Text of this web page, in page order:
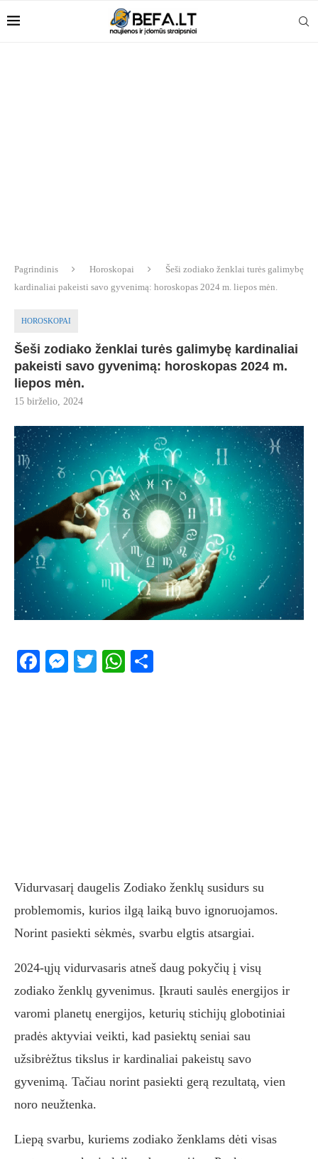
Pagrindinis Horoskopai
Šeši zodiako ženklai turės galimybę
kardinaliai pakeisti savo gyvenimą: horoskopas 2024 m. liepos mėn.
HOROSKOPAI
Šeši zodiako ženklai turės galimybę kardinaliai
pakeisti savo gyvenimą: horoskopas 2024 m.
liepos mėn.
15 birželio, 2024
Facebook
Messenger
TwitterWhatsApp
Vidurvasarį daugelis Zodiako ženklų susidurs su
problemomis, kurios ilgą laiką buvo ignoruojamos.
Norint pasiekti sėkmės, svarbu elgtis atsargiai.
2024-ųjų vidurvasaris atneš daug pokyčių į visų
zodiako ženklų gyvenimus. Įkrauti saulės energijos ir
varomi planetų energijos, keturių stichijų globotiniai
pradės aktyviai veikti, kad pasiektų seniai sau
užsibrėžtus tikslus ir kardinaliai pakeistų savo
gyvenimą. Tačiau norint pasiekti gerą rezultatą, vien
noro neužtenka.
Liepą svarbu, kuriems zodiako ženklams dėti visas